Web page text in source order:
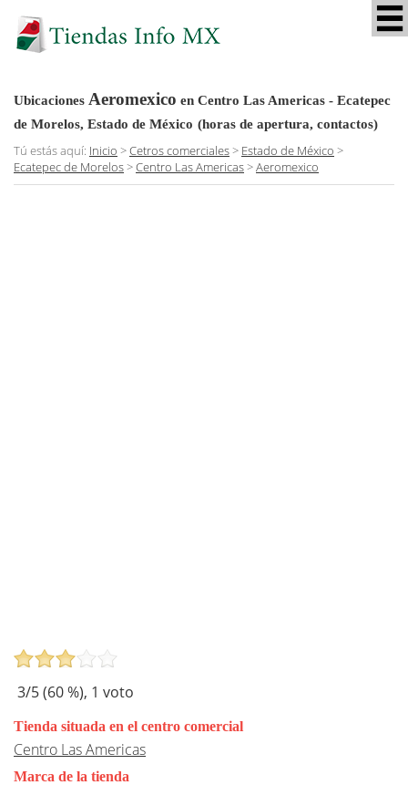
Ubicaciones Aeromexico en Centro Las Americas - Ecatepec
de Morelos, Estado de México (horas de apertura, contactos)
Tú estás aquí: Inicio >Cetros comerciales> Estado de México >
Ecatepec de Morelos>Centro Las Americas>Aeromexico
3/5 (60%), 1 voto
Tienda situada en el centro comercial
Centro Las Americas
Marca de la tienda